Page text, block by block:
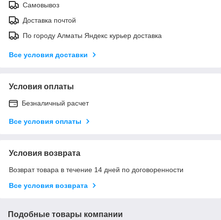
Самовывоз
Доставка почтой
По городу Алматы Яндекс курьер доставка
Все условия доставки
Условия оплаты
Безналичный расчет
Все условия оплаты
Условия возврата
Возврат товара в течение 14 дней по договоренности
Все условия возврата
Подобные товары компании